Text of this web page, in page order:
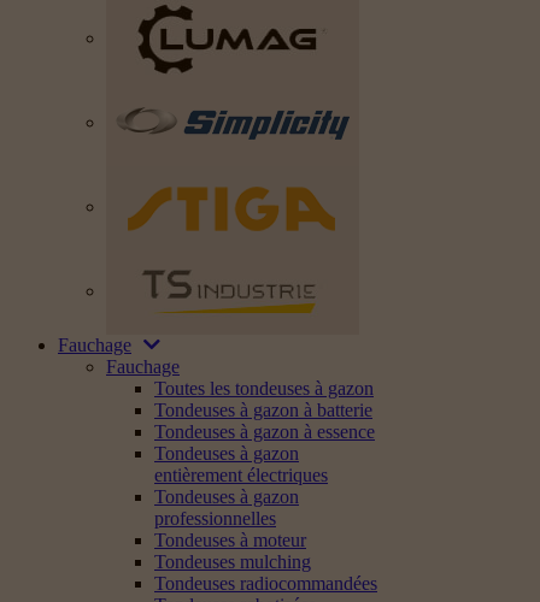
Fauchage
Fauchage
Toutes les tondeuses à gazon
Tondeuses à gazon à batterie
Tondeuses à gazon à essence
Tondeuses à gazon
entièrement électriques
Tondeuses à gazon
professionnelles
Tondeuses à moteur
Tondeuses mulching
Tondeuses radiocommandées